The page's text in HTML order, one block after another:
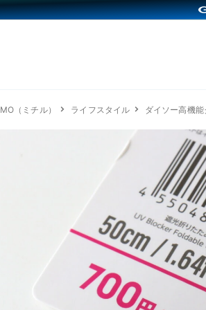
（ミチル） ライフスタイル ダイソー高機